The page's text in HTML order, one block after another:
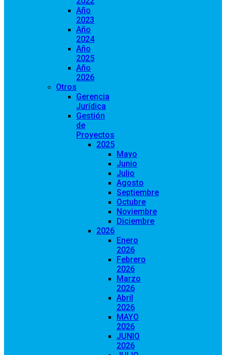
Año
2023
Año
2024
Año
2025
Año
2026
Otros
Gerencia
Jurídica
Gestión
de
Proyectos
2025
Mayo
Junio
Julio
Agosto
Septiembre
Octubre
Noviembre
Diciembre
2026
Enero
2026
Febrero
2026
Marzo
2026
Abril
2026
MAYO
2026
JUNIO
2026